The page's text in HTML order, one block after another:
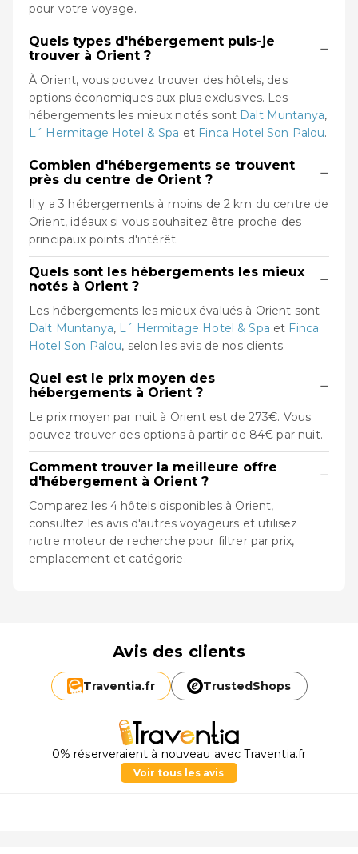
pour votre voyage.
Quels types d'hébergement puis-je
trouver à Orient ?
−
À Orient, vous pouvez trouver des hôtels, des
options économiques aux plus exclusives. Les
hébergements les mieux notés sont Dalt Muntanya,
L´ Hermitage Hotel & Spa et Finca Hotel Son Palou.
Combien d'hébergements se trouvent
près du centre de Orient ?
−
Il y a 3 hébergements à moins de 2 km du centre de
Orient, idéaux si vous souhaitez être proche des
principaux points d'intérêt.
Quels sont les hébergements les mieux
notés à Orient ?
−
Les hébergements les mieux évalués à Orient sont
Dalt Muntanya, L´ Hermitage Hotel & Spa et Finca
Hotel Son Palou, selon les avis de nos clients.
Quel est le prix moyen des
hébergements à Orient ?
−
Le prix moyen par nuit à Orient est de 273€. Vous
pouvez trouver des options à partir de 84€ par nuit.
Comment trouver la meilleure offre
d'hébergement à Orient ?
−
Comparez les 4 hôtels disponibles à Orient,
consultez les avis d'autres voyageurs et utilisez
notre moteur de recherche pour filtrer par prix,
emplacement et catégorie.
Avis des clients
Traventia.fr TrustedShops
0% réserveraient à nouveau avec Traventia.fr
Voir tous les avis